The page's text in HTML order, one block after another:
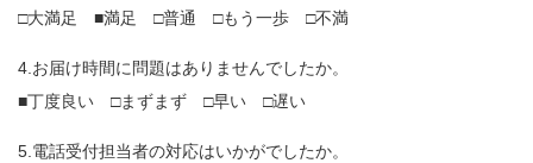
□大満足 ■満足 □普通 □もう一歩 □不満
4.お届け時間に問題はありませんでしたか。
■丁度良い □まずまず □早い □遅い
5.電話受付担当者の対応はいかがでしたか。